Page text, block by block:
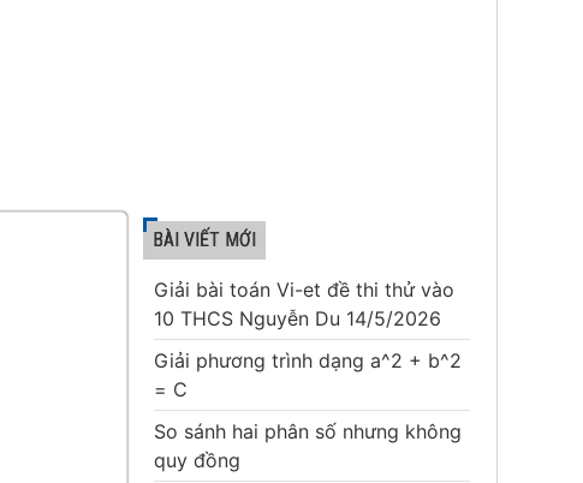
BÀI VIẾT MỚI
Giải bài toán Vi-et đề thi thử vào
10 THCS Nguyễn Du 14/5/2026
Giải phương trình dạng a^2 + b^2
= C
So sánh hai phân số nhưng không
quy đồng